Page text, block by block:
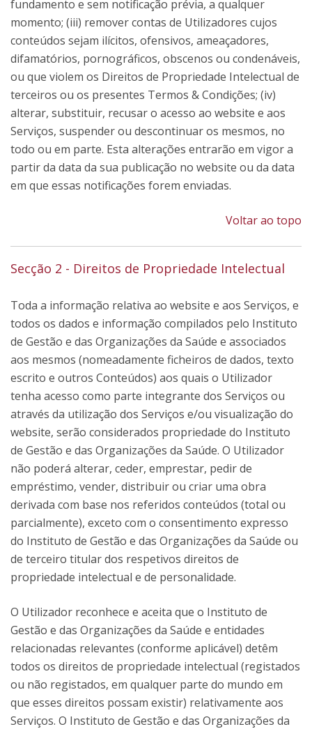
fundamento e sem notificação prévia, a qualquer
momento; (iii) remover contas de Utilizadores cujos
conteúdos sejam ilícitos, ofensivos, ameaçadores,
difamatórios, pornográficos, obscenos ou condenáveis,
ou que violem os Direitos de Propriedade Intelectual de
terceiros ou os presentes Termos & Condições; (iv)
alterar, substituir, recusar o acesso ao website e aos
Serviços, suspender ou descontinuar os mesmos, no
todo ou em parte. Esta alterações entrarão em vigor a
partir da data da sua publicação no website ou da data
em que essas notificações forem enviadas.
Voltar ao topo
Secção 2 - Direitos de Propriedade Intelectual
Toda a informação relativa ao website e aos Serviços, e
todos os dados e informação compilados pelo Instituto
de Gestão e das Organizações da Saúde e associados
aos mesmos (nomeadamente ficheiros de dados, texto
escrito e outros Conteúdos) aos quais o Utilizador
tenha acesso como parte integrante dos Serviços ou
através da utilização dos Serviços e/ou visualização do
website, serão considerados propriedade do Instituto
de Gestão e das Organizações da Saúde. O Utilizador
não poderá alterar, ceder, emprestar, pedir de
empréstimo, vender, distribuir ou criar uma obra
derivada com base nos referidos conteúdos (total ou
parcialmente), exceto com o consentimento expresso
do Instituto de Gestão e das Organizações da Saúde ou
de terceiro titular dos respetivos direitos de
propriedade intelectual e de personalidade.
O Utilizador reconhece e aceita que o Instituto de
Gestão e das Organizações da Saúde e entidades
relacionadas relevantes (conforme aplicável) detêm
todos os direitos de propriedade intelectual (registados
ou não registados, em qualquer parte do mundo em
que esses direitos possam existir) relativamente aos
Serviços. O Instituto de Gestão e das Organizações da